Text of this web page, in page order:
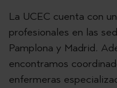
La UCEC cuenta con
profesionales en las
Pamplona y Madrid.
encontramos
enfermeras